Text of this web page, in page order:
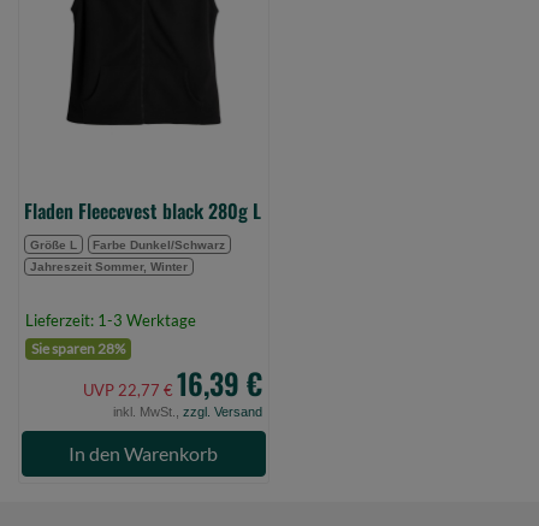
Fladen Fleecevest black 280g L
Größe L
Farbe Dunkel/Schwarz
Jahreszeit Sommer, Winter
Lieferzeit: 1-3 Werktage
Sie sparen 28%
UVP 22,77 € 16,39 €
inkl. MwSt., zzgl. Versand
In den Warenkorb